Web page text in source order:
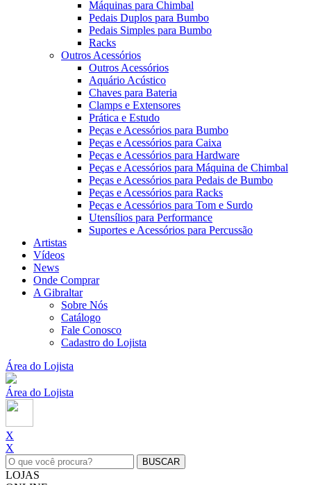
Máquinas para Chimbal
Pedais Duplos para Bumbo
Pedais Simples para Bumbo
Racks
Outros Acessórios
Outros Acessórios
Aquário Acústico
Chaves para Bateria
Clamps e Extensores
Prática e Estudo
Peças e Acessórios para Bumbo
Peças e Acessórios para Caixa
Peças e Acessórios para Hardware
Peças e Acessórios para Máquina de Chimbal
Peças e Acessórios para Pedais de Bumbo
Peças e Acessórios para Racks
Peças e Acessórios para Tom e Surdo
Utensílios para Performance
Suportes e Acessórios para Percussão
Artistas
Vídeos
News
Onde Comprar
A Gibraltar
Sobre Nós
Catálogo
Fale Conosco
Cadastro do Lojista
Área do Lojista
Área do Lojista
X
X
LOJAS